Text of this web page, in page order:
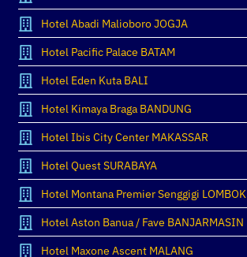
Hotel Abadi Malioboro JOGJA
Hotel Pacific Palace BATAM
Hotel Eden Kuta BALI
Hotel Kimaya Braga BANDUNG
Hotel Ibis City Center MAKASSAR
Hotel Quest SURABAYA
Hotel Montana Premier Senggigi LOMBOK
Hotel Aston Banua / Fave BANJARMASIN
Hotel Maxone Ascent MALANG